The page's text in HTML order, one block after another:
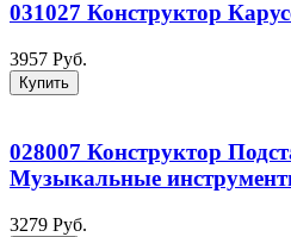
031027 Конструктор
3957 Руб.
Купить
028007 Конструктор
Музыкальные
3279 Руб.